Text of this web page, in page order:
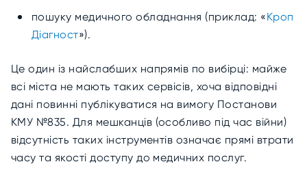
пошуку медичного обладнання (приклад: «Кроп
Діагност»).
Це один із найслабших напрямів по вибірці: майже
всі міста не мають таких сервісів, хоча відповідні
дані повинні публікуватися на вимогу Постанови
КМУ №835. Для мешканців (особливо під час війни)
відсутність таких інструментів означає прямі втрати
часу та якості доступу до медичних послуг.